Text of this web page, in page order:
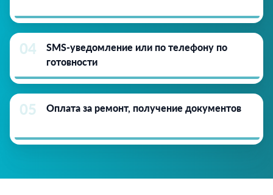
04
SMS-уведомление или по телефону по
готовности
05 Оплата за ремонт, получение документов